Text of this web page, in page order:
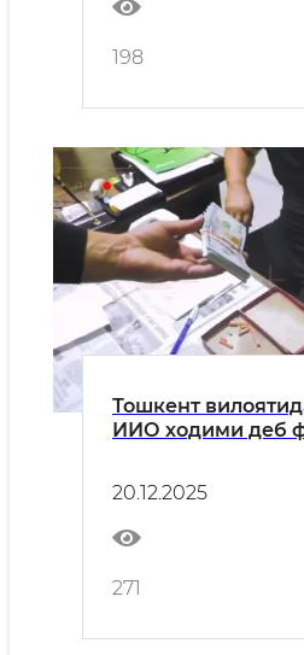
198
Тошкент
ИИО ходими деб
фаолиятига чек
20.12.2025
271